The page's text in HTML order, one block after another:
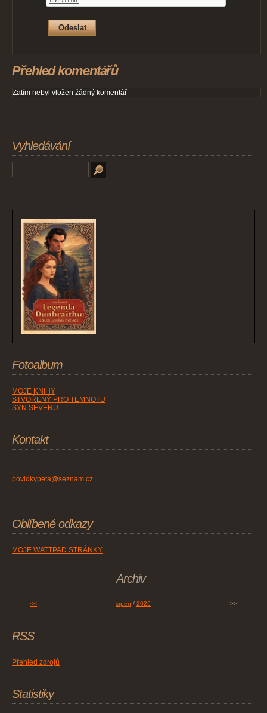
Přehled komentářů
Zatím nebyl vložen žádný komentář
Vyhledávání
Fotoalbum
MOJE KNIHY
STVOŘENÝ PRO TEMNOTU
SYN SEVERU
Kontakt
povidkypeta@seznam.cz
Oblíbené odkazy
MOJE WATTPAD STRÁNKY
Archiv
<< srpen / 2026 >>
RSS
Přehled zdrojů
Statistiky